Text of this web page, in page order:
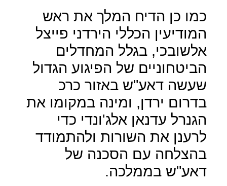
כמו כן הדיח המלך את ראש
המודיעין הכללי הירדני פייצל
אלשובכי, בגלל המחדלים
הביטחוניים של הפיגוע הגדול
שעשה דאע"ש באזור כרכ
בדרום ירדן, ומינה במקומו את
הגנרל עדנאן אלג'ונדי כדי
לרענן את השורות ולהתמודד
בהצלחה עם הסכנה של
דאע"ש בממלכה.